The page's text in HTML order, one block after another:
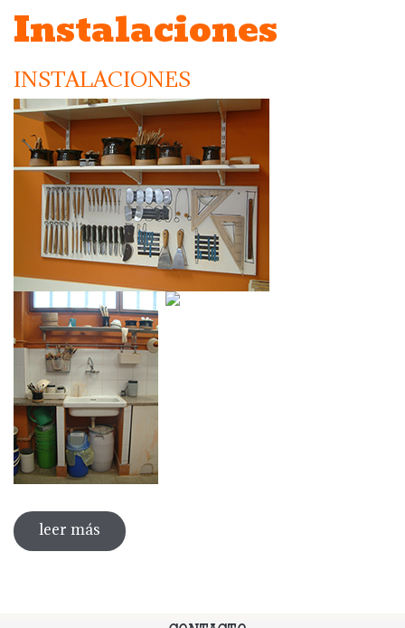
Instalaciones
INSTALACIONES
leer más sobre instalaciones